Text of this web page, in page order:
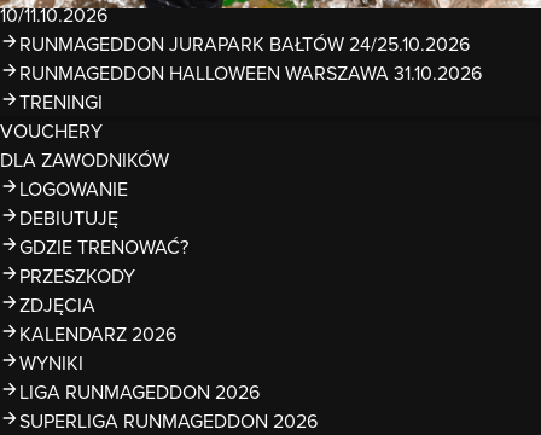
10/11.10.2026
RUNMAGEDDON JURAPARK BAŁTÓW 24/25.10.2026
RUNMAGEDDON HALLOWEEN WARSZAWA 31.10.2026
TRENINGI
VOUCHERY
DLA ZAWODNIKÓW
LOGOWANIE
DEBIUTUJĘ
GDZIE TRENOWAĆ?
PRZESZKODY
ZDJĘCIA
KALENDARZ 2026
WYNIKI
LIGA RUNMAGEDDON 2026
SUPERLIGA RUNMAGEDDON 2026